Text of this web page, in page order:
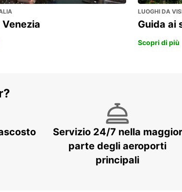
LUOGHI DA
Guida ai
Scopri di più
Servizio 24/7 nella maggior
parte degli aeroporti
principali